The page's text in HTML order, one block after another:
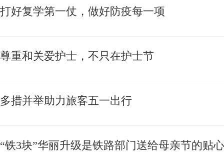
打好复学第一仗，做好防疫每一项
尊重和关爱护士，不只在护士节
多措并举助力旅客五一出行
“铁3块”华丽升级是铁路部门送给母亲节的贴